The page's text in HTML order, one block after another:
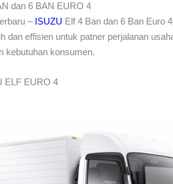
dan 6 BAN EURO 4
– ISUZU Elf 4 Ban dan 6 Ban Euro
dan effisien untuk patner perjalanan
kebutuhan konsumen.
ELF EURO 4